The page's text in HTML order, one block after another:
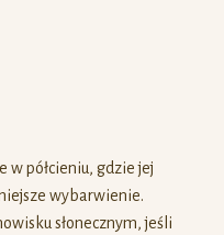
w półcieniu, gdzie jej
wybarwienie.
słonecznym, jeśli